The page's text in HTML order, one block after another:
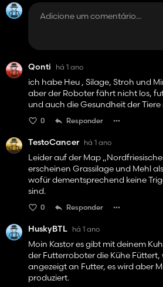
Qonti há 1 ano
ich habe Heu , Silage, Stroh und
aber der Roboter fährt nicht los,
und auch die Gesundheit der Tiere
0 Responder
TestoCancer há 1 ano
Leider auf der Map
erscheinen Grassilage und Mehl
wofür dementsprechend keine
sind.
0 Responder
HuskyBTL há 1 ano
Moin Kastor es gibt mit deinem
der Futterroboter die Kühe
angezeigt an Futter, es wird aber
produziert.